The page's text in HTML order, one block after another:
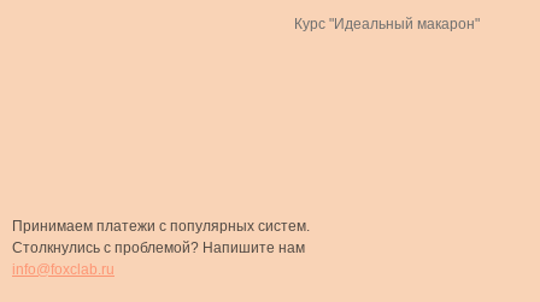
Курс "Идеальный макарон"
Принимаем платежи с популярных систем.
Столкнулись с проблемой? Напишите нам
info@foxclab.ru